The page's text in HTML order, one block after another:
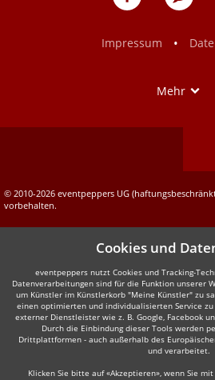
Impressum
•
Mehr
© 2010-2026 eventpeppers UG
vorbehalten.
Cookies und
eventpeppers nutzt Cookies und Tracking-
Datenverarbeitungen sind für die Funktion unserer
um Künstler im Künstlerkorb "Meine Künstler" zu
einen optimierten und individualisierten Service
externer Dienstleister wie z. B. Google, Facebook
Durch die Einbindung dieser Tools werden
Drittplattformen - auch außerhalb des
und verarbeitet.
Klicken Sie bitte auf «Akzeptieren», wenn Sie